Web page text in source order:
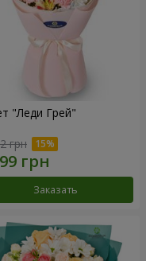
"Леди Грей"
грн
Заказать